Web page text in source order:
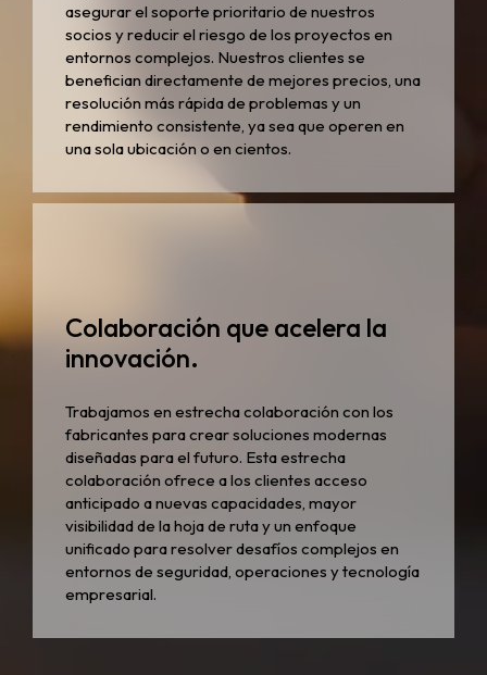
asegurar el soporte prioritario de nuestros
socios y reducir el riesgo de los proyectos en
entornos complejos. Nuestros clientes se
benefician directamente de mejores precios, una
resolución más rápida de problemas y un
rendimiento consistente, ya sea que operen en
una sola ubicación o en cientos.
Colaboración que acelera la
innovación.
Trabajamos en estrecha colaboración con los
fabricantes para crear soluciones modernas
diseñadas para el futuro. Esta estrecha
colaboración ofrece a los clientes acceso
anticipado a nuevas capacidades, mayor
visibilidad de la hoja de ruta y un enfoque
unificado para resolver desafíos complejos en
entornos de seguridad, operaciones y tecnología
empresarial.